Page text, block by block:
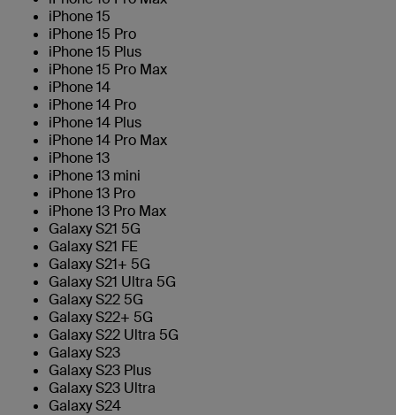
iPhone 15
iPhone 15 Pro
iPhone 15 Plus
iPhone 15 Pro Max
iPhone 14
iPhone 14 Pro
iPhone 14 Plus
iPhone 14 Pro Max
iPhone 13
iPhone 13 mini
iPhone 13 Pro
iPhone 13 Pro Max
Galaxy S21 5G
Galaxy S21 FE
Galaxy S21+ 5G
Galaxy S21 Ultra 5G
Galaxy S22 5G
Galaxy S22+ 5G
Galaxy S22 Ultra 5G
Galaxy S23
Galaxy S23 Plus
Galaxy S23 Ultra
Galaxy S24